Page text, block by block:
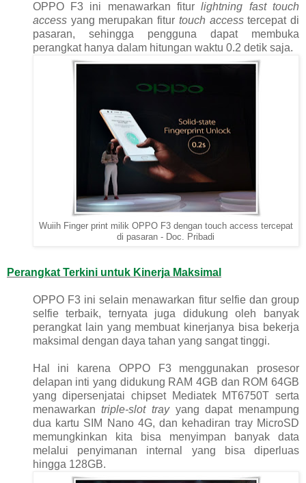
OPPO F3 ini menawarkan fiturlightning fast touch
accessyang merupakan fitur touch accesstercepat di
pasaran, sehingga pengguna dapat membuka
perangkat hanya dalam hitungan waktu 0.2 detik saja.
Wuiih Finger print milik OPPO F3 dengan touch access tercepat
di pasaran - Doc. Pribadi
Perangkat Terkini untuk Kinerja Maksimal
OPPO F3 ini selain menawarkan fitur selfie dan group
selfie terbaik, ternyata juga didukung oleh banyak
perangkat lain yang membuat kinerjanya bisa bekerja
maksimal dengan daya tahan yang sangat tinggi.
Hal ini karena OPPO F3 menggunakan prosesor
delapan inti yang didukung RAM 4GB dan ROM 64GB
yang dipersenjatai chipset Mediatek MT6750T serta
menawarkantriple-slot trayyang dapat menampung
dua kartu SIM Nano 4G, dan kehadiran tray MicroSD
memungkinkan kita bisa menyimpan banyak data
melalui penyimanan internal yang bisa diperluas
hingga 128GB.